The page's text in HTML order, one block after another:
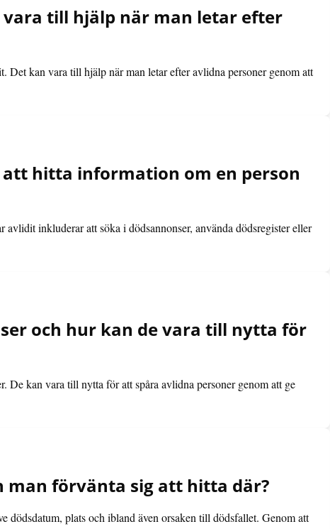
till hjälp när man letar efter
Det kan vara till hjälp när man letar efter avlidna personer genom att
hitta information om en person
inkluderar att söka i dödsannonser, använda dödsregister eller
och hur kan de vara till nytta för
De kan vara till nytta för att spåra avlidna personer genom att ge
man förvänta sig att hitta där?
plats och ibland även orsaken till dödsfallet. Genom att